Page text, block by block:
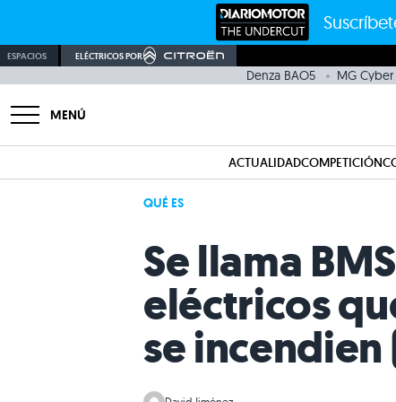
ESPACIOS ELÉCTRICOS POR
Denza BAO5 MG Cyber
MENÚ
ACTUALIDADCOMPETICIÓN
QUÉ ES
Se llama
eléctricos
se